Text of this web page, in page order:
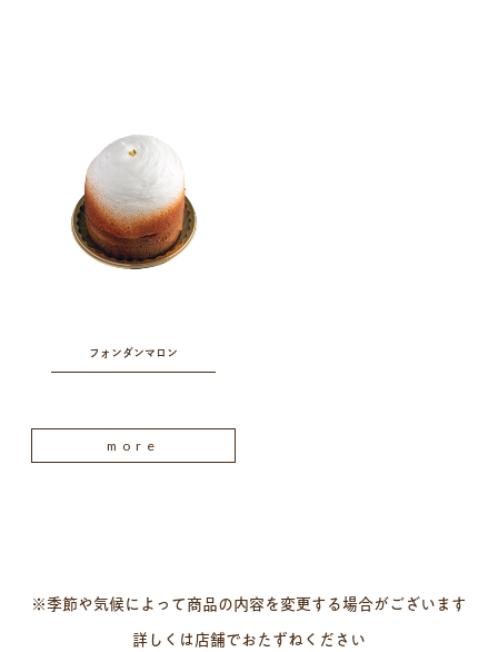
フォンダンマロン
more
※季節や気候によって商品の内容を変更する場合がございます
詳しくは店舗でおたずねください